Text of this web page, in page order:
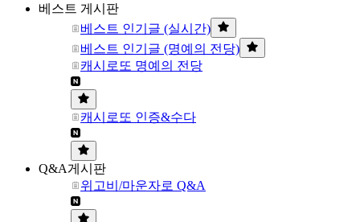
베스트 게시판
베스트 인기글 (실시간)
베스트 인기글 (명예의 전당)
캐시로또 명예의 전당
캐시로또 인증&수다
Q&A게시판
위고비/마운자로 Q&A